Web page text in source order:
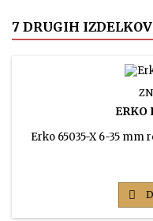
7 DRUGIH
ERKO
Erko 65035-X 6-35
